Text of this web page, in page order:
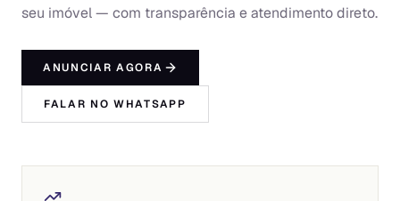
seu imóvel — com transparência e atendimento direto.
ANUNCIAR AGORA
FALAR NO WHATSAPP